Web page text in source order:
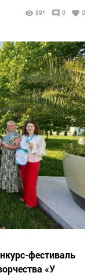
391 0 0
фестиваль
«У